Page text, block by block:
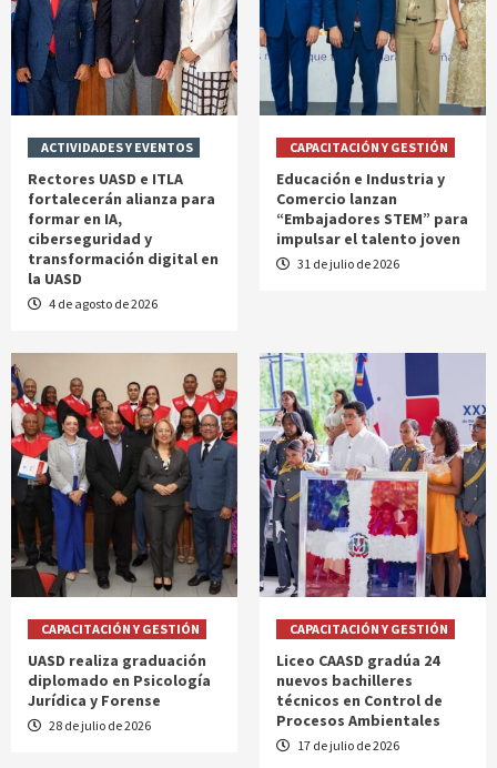
ACTIVIDADES Y EVENTOS
Rectores UASD e ITLA
fortalecerán alianza para
formar en IA,
ciberseguridad y
transformación digital en
la UASD
4 de agosto de 2026
CAPACITACIÓN Y GESTIÓN
Educación e Industria y
Comercio lanzan
“Embajadores STEM” para
impulsar el talento joven
31 de julio de 2026
CAPACITACIÓN Y GESTIÓN
UASD realiza graduación
diplomado en Psicología
Jurídica y Forense
28 de julio de 2026
CAPACITACIÓN Y GESTIÓN
Liceo CAASD gradúa 24
nuevos bachilleres
técnicos en Control de
Procesos Ambientales
17 de julio de 2026